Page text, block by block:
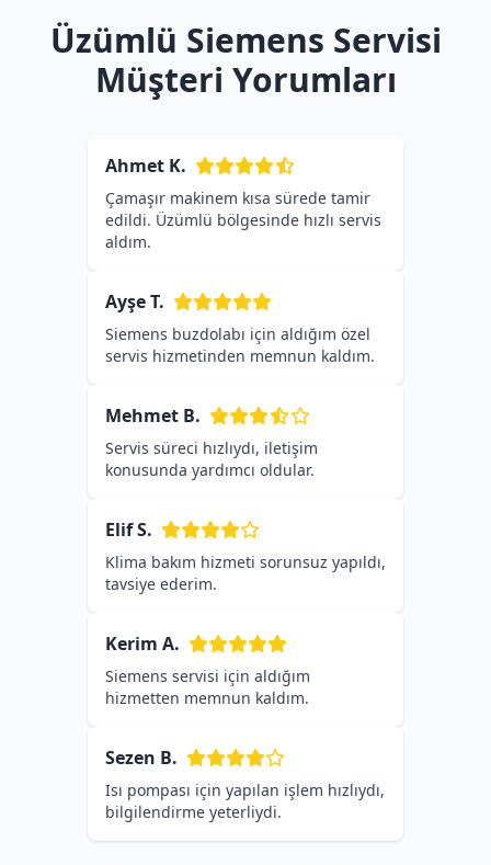
Üzümlü Siemens Servisi
Müşteri Yorumları
Ahmet K.
Çamaşır makinem kısa sürede tamir
edildi. Üzümlü bölgesinde hızlı servis
aldım.
Ayşe T.
Siemens buzdolabı için aldığım özel
servis hizmetinden memnun kaldım.
Mehmet B.
Servis süreci hızlıydı, iletişim
konusunda yardımcı oldular.
Elif S.
Klima bakım hizmeti sorunsuz yapıldı,
tavsiye ederim.
Kerim A.
Siemens servisi için aldığım
hizmetten memnun kaldım.
Sezen B.
Isı pompası için yapılan işlem hızlıydı,
bilgilendirme yeterliydi.